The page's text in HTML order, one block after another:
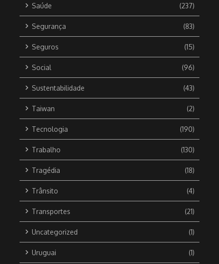
Saúde (237)
Segurança (83)
Seguros (15)
Social (96)
Sustentabilidade (43)
Taiwan (2)
Tecnologia (190)
Trabalho (130)
Tragédia (18)
Trânsito (4)
Transportes (21)
Uncategorized (1)
Uruguai (1)